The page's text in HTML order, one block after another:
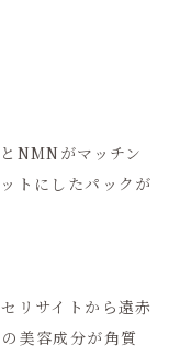
NMNがマッチン
トにしたパックが
リサイトから遠赤
美容成分が角質